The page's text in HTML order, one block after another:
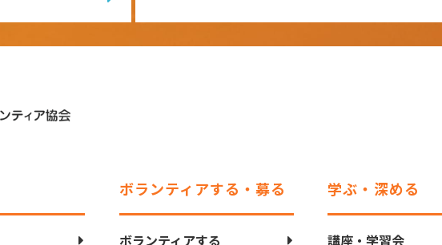
ボランティアする・募る
ボランティアする
学ぶ・深める
講座・学習会